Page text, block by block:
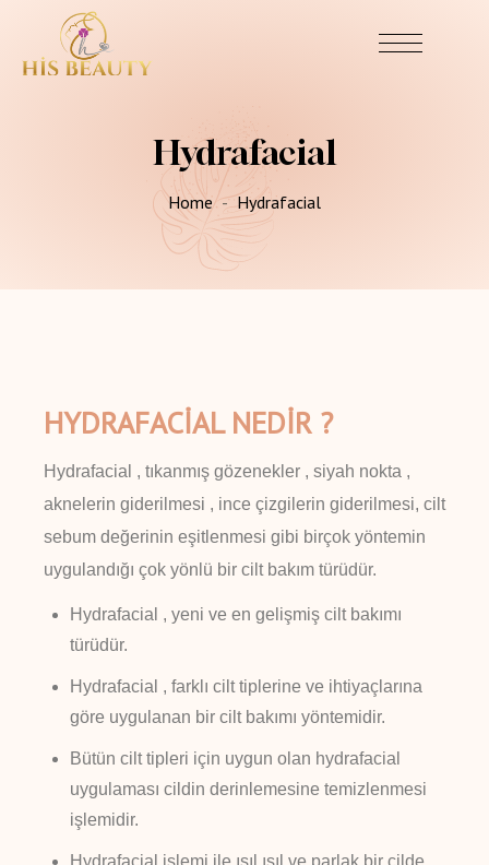
Hydrafacial
Home Hydrafacial
HYDRAFACİAL NEDİR ?
Hydrafacial , tıkanmış gözenekler , siyah nokta ,
aknelerin giderilmesi , ince çizgilerin giderilmesi, cilt
sebum değerinin eşitlenmesi gibi birçok yöntemin
uygulandığı çok yönlü bir cilt bakım türüdür.
Hydrafacial , yeni ve en gelişmiş cilt bakımı
türüdür.
Hydrafacial , farklı cilt tiplerine ve ihtiyaçlarına
göre uygulanan bir cilt bakımı yöntemidir.
Bütün cilt tipleri için uygun olan hydrafacial
uygulaması cildin derinlemesine temizlenmesi
işlemidir.